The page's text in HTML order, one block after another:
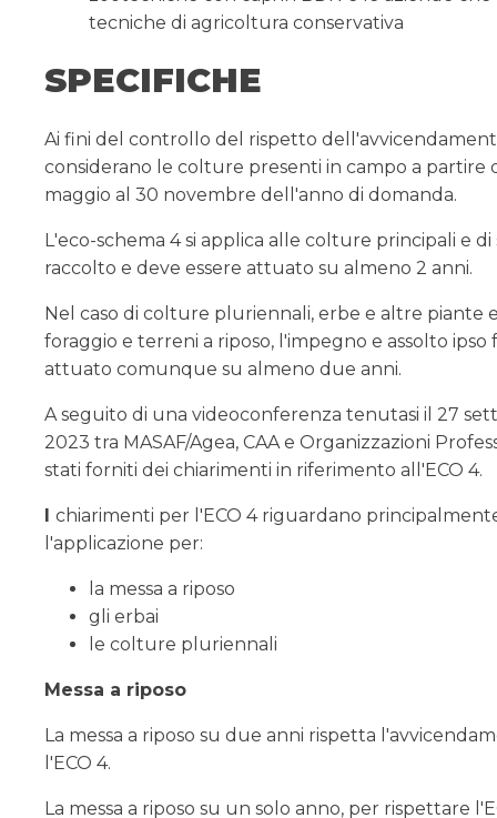
tecniche di agricoltura conservativa
SPECIFICHE
Ai fini del controllo del rispetto
considerano le colture presenti in campo a partire
maggio al 30 novembre dell'anno di domanda.
L'eco-schema 4 si applica alle colture principali e
raccolto e deve essere attuato su almeno 2 anni.
Nel caso di colture pluriennali, erbe e altre piante
foraggio e terreni a riposo, l'impegno e assolto ipso
attuato comunque su almeno due anni.
A seguito di una videoconferenza tenutasi il 27
2023 tra MASAF/Agea, CAA e Organizzazioni
stati forniti dei chiarimenti in riferimento all'ECO 4.
chiarimenti per l'ECO 4 riguardano
l'applicazione per:
la messa a riposo
gli erbai
le colture pluriennali
Messa a riposo
La messa a riposo su due anni rispetta
l'ECO 4.
La messa a riposo su un solo anno, per rispettare